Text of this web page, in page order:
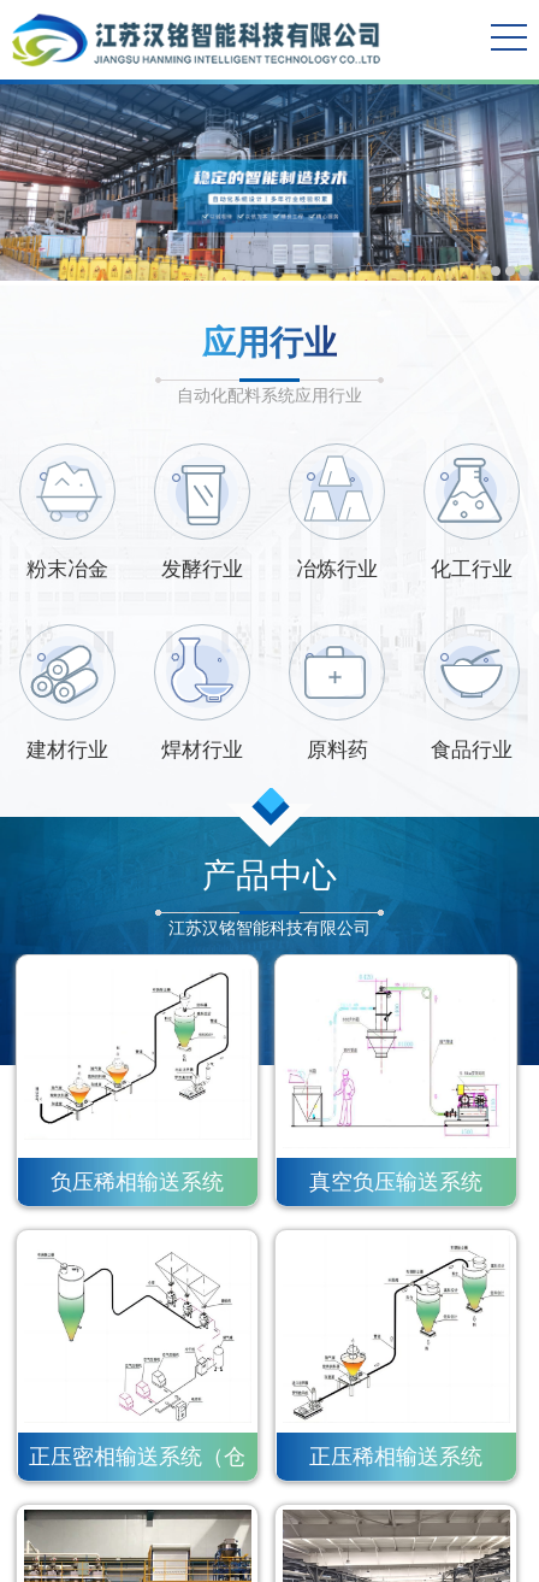
应用行业
自动化配料系统应用行业
粉末冶金 发酵行业 冶炼行业 化工行业
建材行业 焊材行业 原料药 食品行业
产品中心
江苏汉铭智能科技有限公司
负压稀相输送系统 真空负压输送系统
正压密相输送系统（仓
泵）
正压稀相输送系统